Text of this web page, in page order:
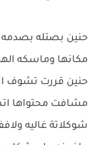
حنين بصتله بصدمه
مكانها وماسكه
حنين قررت تشوف
مشافت محتواها
شوكلاتة غاليه